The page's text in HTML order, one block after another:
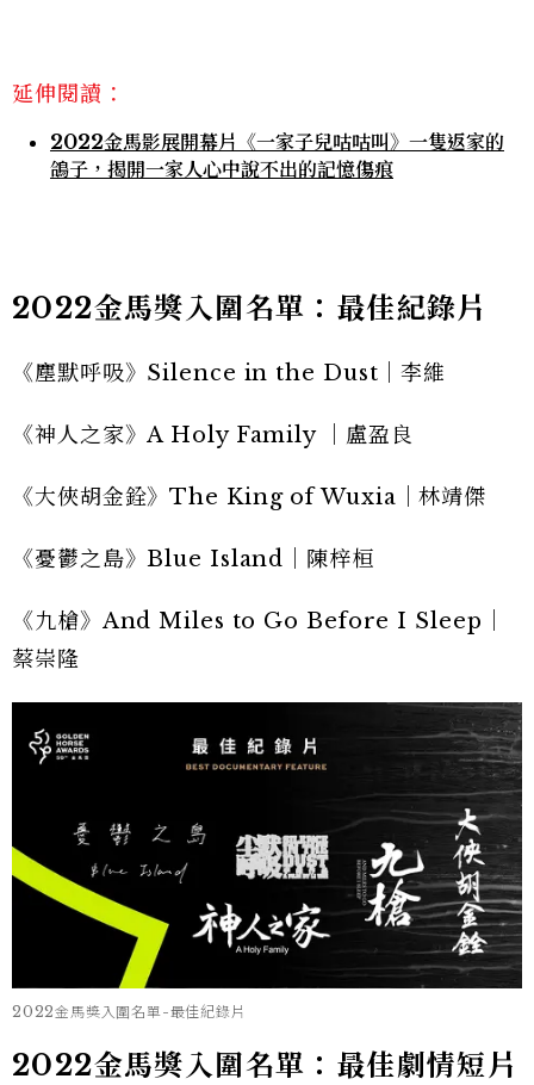
延伸閱讀：
2022金馬影展開幕片《一家子兒咕咕叫》一隻返家的
鴿子，揭開一家人心中說不出的記憶傷痕
2022金馬獎入圍名單：最佳紀錄片
《塵默呼吸》Silence in the Dust｜李維
《神人之家》A Holy Family ｜盧盈良
《大俠胡金銓》The King of Wuxia｜林靖傑
《憂鬱之島》Blue Island｜陳梓桓
《九槍》And Miles to Go Before I Sleep｜
蔡崇隆
2022金馬獎入圍名單-最佳紀錄片
2022金馬獎入圍名單：最佳劇情短片